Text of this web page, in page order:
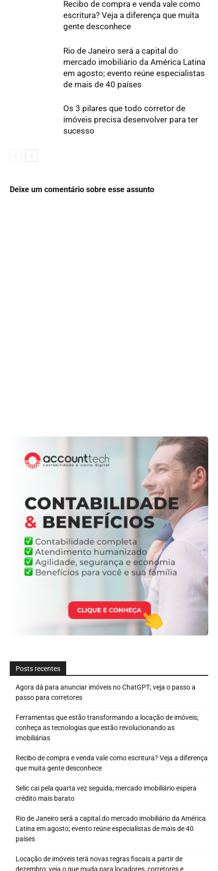
Recibo de compra e venda vale como
escritura? Veja a diferença que muita
gente desconhece
Rio de Janeiro será a capital do
mercado imobiliário da América Latina
em agosto; evento reúne especialistas
de mais de 40 países
Os 3 pilares que todo corretor de
imóveis precisa desenvolver para ter
sucesso
Deixe um comentário sobre esse assunto
Posts recentes
Agora dá para anunciar imóveis no ChatGPT; veja o passo a
passo para corretores
Ferramentas que estão transformando a locação de imóveis;
conheça as tecnologias que estão revolucionando as
imobiliárias
Recibo de compra e venda vale como escritura? Veja a diferença
que muita gente desconhece
Selic cai pela quarta vez seguida; mercado imobiliário espera
crédito mais barato
Rio de Janeiro será a capital do mercado imobiliário da América
Latina em agosto; evento reúne especialistas de mais de 40
países
Locação de imóveis terá novas regras fiscais a partir de
dezembro; veja o que muda para locadores, corretores e